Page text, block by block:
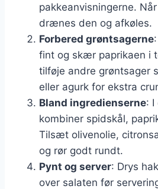
pakkeanvisningerne.
drænes den og afkøles.
Forbered grøntsagerne
fint og skær paprikaen i
tilføje andre grøntsager
eller agurk for ekstra
Bland ingredienserne: I
kombiner spidskål,
Tilsæt olivenolie,
og rør godt rundt.
Pynt og server: Drys
over salaten før